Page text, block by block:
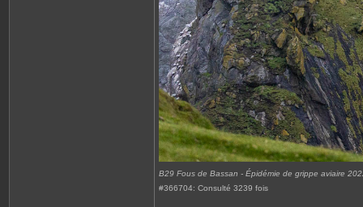
B29 Fous de Bassan - Épidémie de grippe aviaire
#366704: Consulté 3239 fois